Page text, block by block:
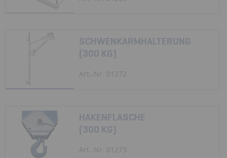
SCHWENKARMHALTERUNG
(300 KG)
Art.-Nr. 01272
HAKENFLASCHE
(300 KG)
Art.-Nr. 01273